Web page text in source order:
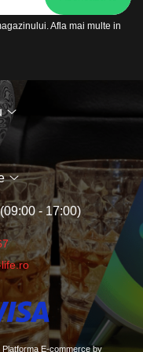
Afla mai multe in
- 17:00)
Platforma E-commerce by